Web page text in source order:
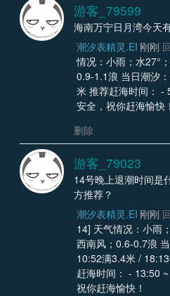
游客_79599
海南万宁日月湾今天
潮汐表精灵.EI 刚刚
情况：小雨；水27°
0.9-1.1浪 当日潮汐
米 推荐赶海时间： -
安全，祝你赶海愉快！
删除
游客_79023
14号晚上退潮时间是
方推荐？
潮汐表精灵.EI 刚刚
14] 天气情况：小雨
西南风；0.6-0.7浪
10:52满3.4米 /
赶海时间： - 13:50
祝你赶海愉快！